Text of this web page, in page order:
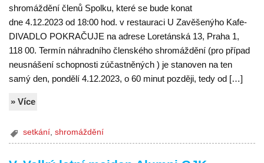
shromáždění členů Spolku, které se bude konat
dne 4.12.2023 od 18:00 hod. v restauraci U Zavěšenýho Kafe-
DIVADLO POKRAČUJE na adrese Loretánská 13, Praha 1,
118 00. Termín náhradního členského shromáždění (pro případ
neusnášení schopnosti zúčastněných ) je stanoven na ten
samý den, pondělí 4.12.2023, o 60 minut později, tedy od […]
» Více
setkání,shromáždění